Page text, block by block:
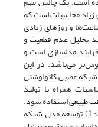
محاسبات است که
و روزهای زیادی
تحلیل عدم قطعیت و
مدلسازی است و
می‌باشد. در این
عصبی کانولوشنی
همراه با تولید
طبیعی استفاده شود.
دو هدف کلی از این پژوهش مورد انتظار است: 1) توسعه مدل شبکه